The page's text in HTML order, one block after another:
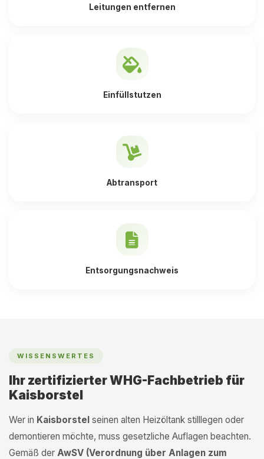
Leitungen entfernen
Einfüllstutzen
Abtransport
Entsorgungsnachweis
WISSENSWERTES
Ihr zertifizierter WHG-Fachbetrieb für
Kaisborstel
Wer in Kaisborstel seinen alten Heizöltank stilllegen oder
demontieren möchte, muss gesetzliche Auflagen beachten.
Gemäß der AwSV (Verordnung über Anlagen zum